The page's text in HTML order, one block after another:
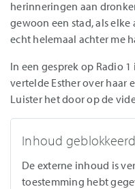
herinneringen aan
gewoon een stad, als
echt helemaal achter me
In een gesprek op Radio
vertelde Esther over haar
Luister het door op de
Inhoud geblokkeerd
De externe inhoud is
toestemming hebt